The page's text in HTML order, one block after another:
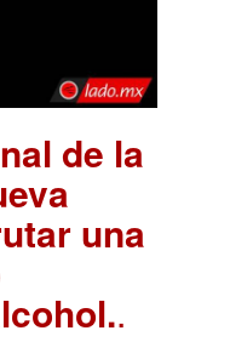
de la
una
.